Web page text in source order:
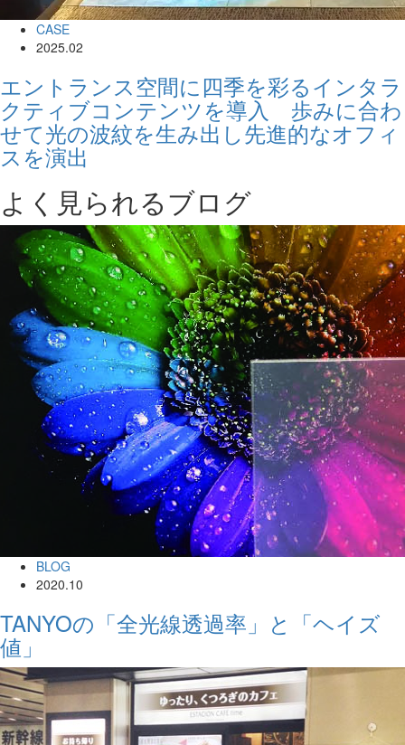
CASE
2025.02
エントランス空間に四季を彩るインタラ
クティブコンテンツを導入 歩みに合わ
せて光の波紋を生み出し先進的なオフィ
スを演出
よく見られるブログ
BLOG
2020.10
TANYOの「全光線透過率」と「ヘイズ
値」